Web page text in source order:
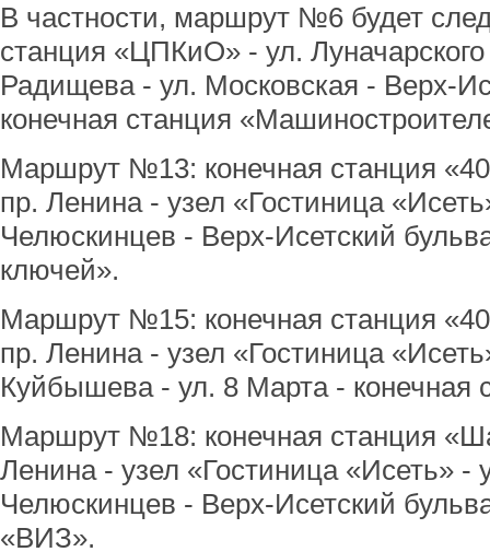
В частности, маршрут №6 будет
станция «ЦПКиО» - ул.
Радищева - ул. Московская - Верх-
конечная станция
Маршрут №13: конечная станция
пр. Ленина - узел «Гостиница
Челюскинцев - Верх-Исетский
ключей».
Маршрут №15: конечная станция
пр. Ленина - узел «Гостиница
Куйбышева - ул. 8 Марта - конечная
Маршрут №18: конечная станция
Ленина - узел «Гостиница «Исеть» -
Челюскинцев - Верх-Исетский
«ВИЗ».